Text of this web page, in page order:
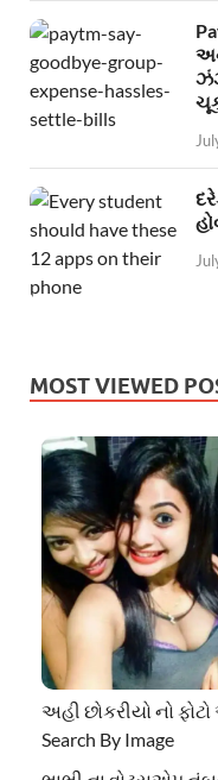
MOST VIEWED
અહી છોકરીયો નો
Search By Image